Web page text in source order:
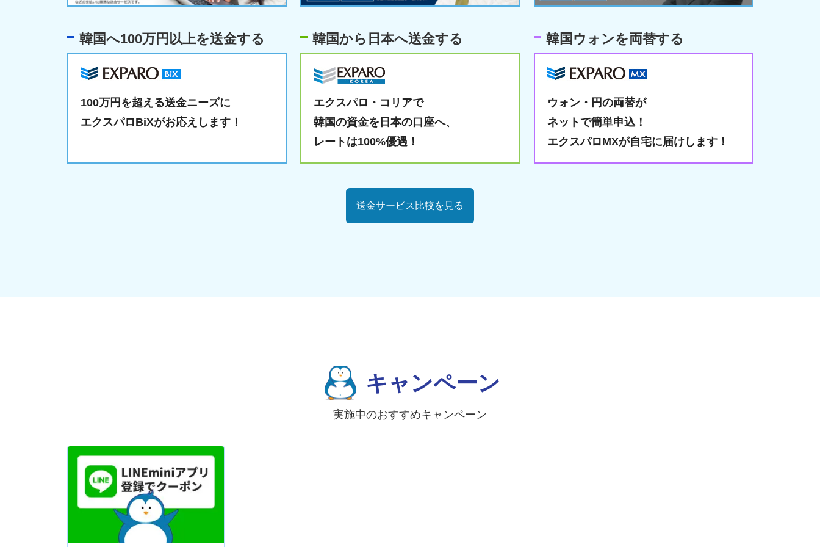
韓国へ100万円以上を送金する
100万円を超える送金ニーズに
エクスパロBiXがお応えします！
韓国から日本へ送金する
エクスパロ・コリアで
韓国の資金を日本の口座へ、
レートは100%優遇！
韓国ウォンを両替する
ウォン・円の両替が
ネットで簡単申込！
エクスパロMXが自宅に届けします！
送金サービス比較を見る
キャンペーン
実施中のおすすめキャンペーン